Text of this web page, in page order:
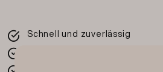
Schnell und zuverlässig